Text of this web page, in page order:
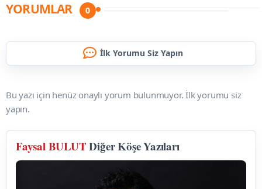
YORUMLAR 0
İlk Yorumu Siz Yapın
Bu yazı için henüz onaylı yorum bulunmuyor. İlk yorumu siz
yapın.
Faysal BULUTDiğer Köşe Yazıları